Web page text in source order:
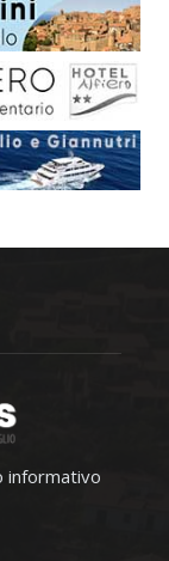
informativo